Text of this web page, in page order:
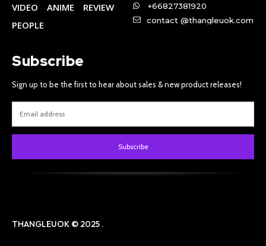
VIDEO
ANIME
REVIEW
PEOPLE
+66827381920
contact @thangleuok.com
Subscribe
Sign up to be the first to hear about sales & new product releases!
Subscribe
THANGLEUOK © 2025 .